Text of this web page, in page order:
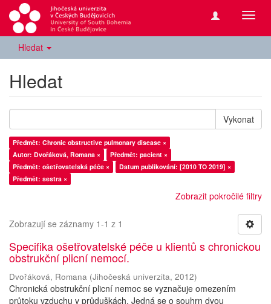
Hledat
Hledat
Vykonat
Předmět: Chronic obstructive pulmonary disease ×
Autor: Dvořáková, Romana ×
Předmět: pacient ×
Předmět: ošetřovatelská péče ×
Datum publikování: [2010 TO 2019] ×
Předmět: sestra ×
Zobrazit pokročilé filtry
Zobrazují se záznamy 1-1 z 1
Specifika ošetřovatelské péče u klientů s chronickou
obstrukční plicní nemocí.
Dvořáková, Romana (Jihočeská univerzita, 2012)
Chronická obstrukční plicní nemoc se vyznačuje omezením
průtoku vzduchu v průduškách. Jedná se o souhrn dvou